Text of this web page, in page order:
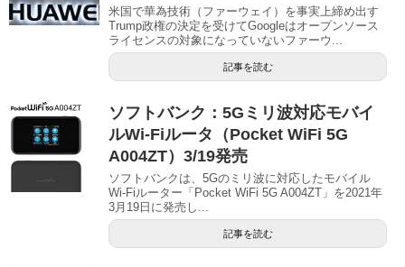
米国で華為技術（ファーウェイ）を事実上締め出す
Trump政権の決定を受けてGoogleはオープンソース
ライセンスの対象になっていないファーウ...
記事を読む
ソフトバンク：5Gミリ波対応モバイ
ルWi-Fiルータ（Pocket WiFi 5G
A004ZT）3/19発売
ソフトバンクは、5Gのミリ波に対応したモバイル
Wi-Fiルーター「Pocket WiFi 5G A004ZT」を2021年
3月19日に発売し...
記事を読む